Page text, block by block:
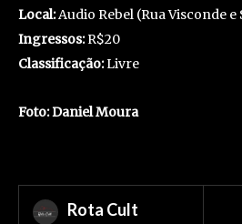
Local:Audio Rebel (Rua Visconde
Ingressos:R$20
Classificação:Livre
Foto: Daniel Moura
Rota Cult